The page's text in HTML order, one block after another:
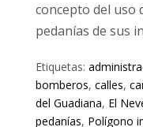
concepto del uso
pedanías de sus
Etiquetas:
bomberos, calles,
del Guadiana, El
pedanías, Polígono